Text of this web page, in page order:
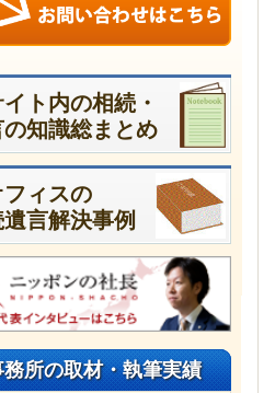
ト内の相続・
知識総まとめ
フィスの
言解決事例
務所の取材・執筆実績